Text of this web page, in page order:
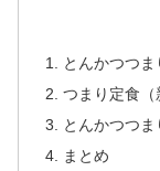
とんかつつま
つまり定食（
とんかつつ
まとめ